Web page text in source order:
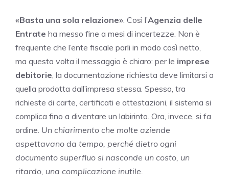
«Basta una sola relazione» . Così l’Agenzia delle
Entrate ha messo fine a mesi di incertezze. Non è
frequente che l’ente fiscale parli in modo così netto,
ma questa volta il messaggio è chiaro: per le imprese
debitorie , la documentazione richiesta deve limitarsi a
quella prodotta dall’impresa stessa. Spesso, tra
richieste di carte, certificati e attestazioni, il sistema si
complica fino a diventare un labirinto. Ora, invece, si fa
ordine. Un chiarimento che molte aziende
aspettavano da tempo, perché dietro ogni
documento superfluo si nasconde un costo, un
ritardo, una complicazione inutile.